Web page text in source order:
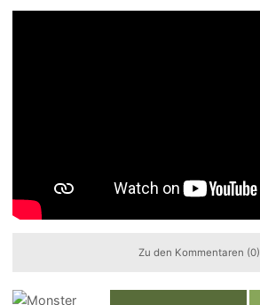
Zu den Kommentaren (0)